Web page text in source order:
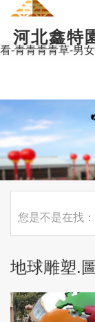
爱爱综合网-波多
高潮-艳母在线视
看-国产成人无码
看-青青青青草-男
河北鑫特
您是不是在找：
地球雕塑.